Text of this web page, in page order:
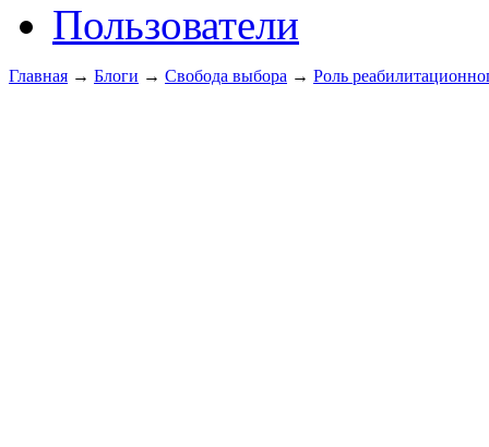
Пользователи
Главная → Блоги → Свобода выбора → Роль